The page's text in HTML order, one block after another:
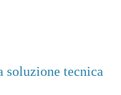
soluzione tecnica